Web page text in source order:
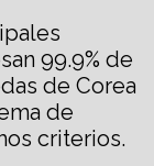
99.9% de
de Corea
de
criterios.